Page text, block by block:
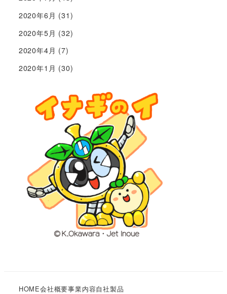
2020年6月 (31)
2020年5月 (32)
2020年4月 (7)
2020年1月 (30)
HOME会社概要事業内容自社製品